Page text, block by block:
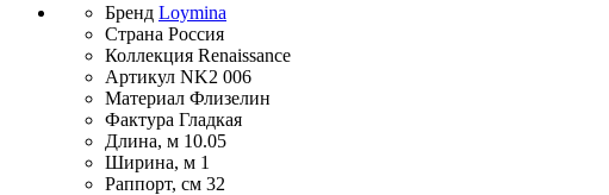
Бренд Loymina
Страна Россия
Коллекция Renaissance
Артикул NK2 006
Материал Флизелин
Фактура Гладкая
Длина, м 10.05
Ширина, м 1
Раппорт, см 32